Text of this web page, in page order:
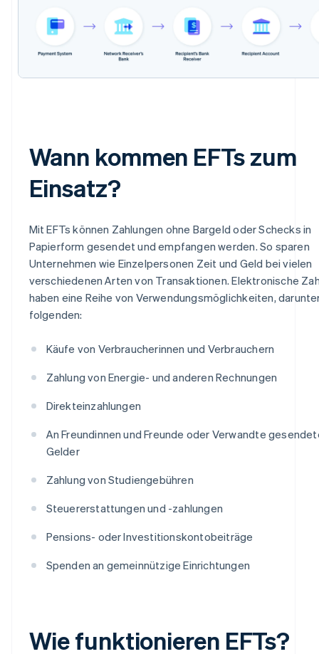
Wann kommen EFTs zum
Einsatz?
Mit EFTs können Zahlungen ohne Bargeld oder Schecks in
Papierform gesendet und empfangen werden. So sparen
Unternehmen wie Einzelpersonen Zeit und Geld bei vielen
verschiedenen Arten von Transaktionen. Elektronische
haben eine Reihe von Verwendungsmöglichkeiten,
folgenden:
Käufe von Verbraucherinnen und Verbrauchern
Zahlung von Energie- und anderen Rechnungen
Direkteinzahlungen
An Freundinnen und Freunde oder Verwandte
Gelder
Zahlung von Studiengebühren
Steuererstattungen und -zahlungen
Pensions- oder Investitionskontobeiträge
Spenden an gemeinnützige Einrichtungen
Wie funktionieren EFTs?